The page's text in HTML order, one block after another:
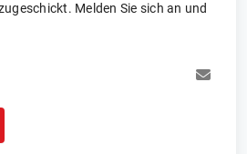
Melden Sie sich an und